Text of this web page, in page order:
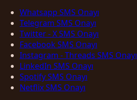
Whatsapp SMS Onayı
Telegram SMS Onayı
Twitter - X SMS Onayı
Facebook SMS Onayı
Instagram - Threads SMS Onayı
LinkedIn SMS Onayı
Spotify SMS Onayı
Netflix SMS Onayı